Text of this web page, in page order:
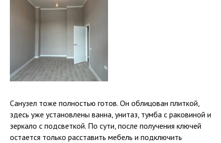
Санузел тоже полностью готов. Он облицован плиткой,
здесь уже установлены ванна, унитаз, тумба с раковиной и
зеркало с подсветкой. По сути, после получения ключей
остается только расставить мебель и подключить